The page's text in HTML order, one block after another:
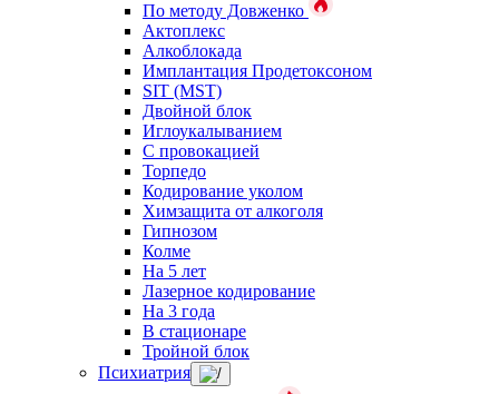
По методу Довженко
Актоплекс
Алкоблокада
Имплантация Продетоксоном
SIT (MST)
Двойной блок
Иглоукалыванием
С провокацией
Торпедо
Кодирование уколом
Химзащита от алкоголя
Гипнозом
Колме
На 5 лет
Лазерное кодирование
На 3 года
В стационаре
Тройной блок
Психиатрия